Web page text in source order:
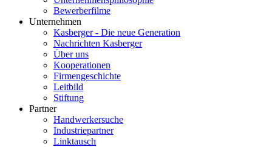
Bewerberfilme
Unternehmen
Kasberger - Die neue Generation
Nachrichten Kasberger
Über uns
Kooperationen
Firmengeschichte
Leitbild
Stiftung
Partner
Handwerkersuche
Industriepartner
Linktausch